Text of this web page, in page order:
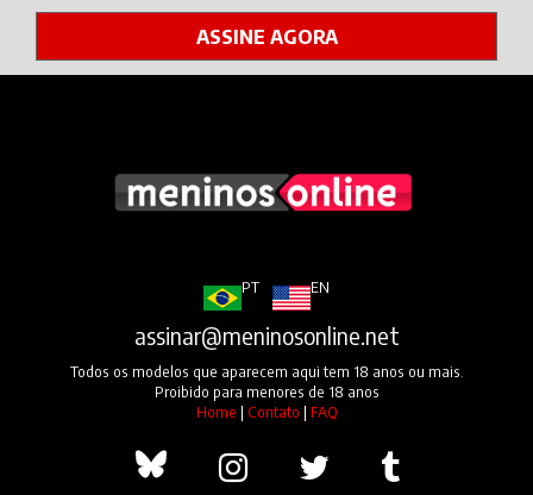
ASSINE AGORA
PT EN
assinar@meninosonline.net
Todos os modelos que aparecem aqui tem 18 anos ou mais.
Proibido para menores de 18 anos
Home | Contato | FAQ